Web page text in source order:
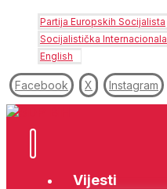
Partija Europskih Socijalista
Socijalistička Internacionala
English
Facebook X Instagram
Vijesti